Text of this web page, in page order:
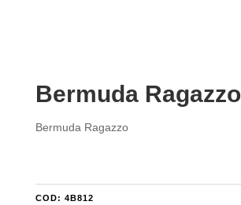
Bermuda
Bermuda Ragazzo
COD: 4B812